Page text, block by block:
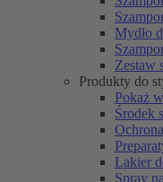
Mydło
Zestaw
Produkty do
Pokaż
Środek
Lakier
Spray